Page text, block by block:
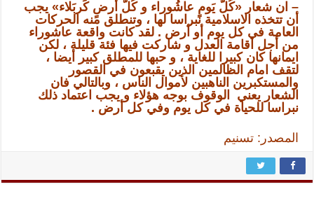
– ان شعار «كُلُّ يَومٍ عاشُوراء و كُلُّ أَرضٍ كَربَلاء» يجب
أن تتخذه الاسلامية نبراسا لها ، وتنطلق منه الحركات
العامة في كل يوم أو أرض . لقد كانت واقعة عاشوراء
من أجل اقامة العدل و شاركت فيها فئة قليلة ، لكن
ايمانها كان كبيرا للغاية ، و حبها للمطلق كبير أيضا ،
لتقف امام الظالمين الذين يقبعون في القصور
والمستكبرين الناهبين لأموال الناس ، وبالتالي فان
الشعار يعني الوقوف بوجه هؤلاء و يجب اعتماد ذلك
نبراسا للحياة في كل يوم وفي كل أرض .
المصدر: تسنيم